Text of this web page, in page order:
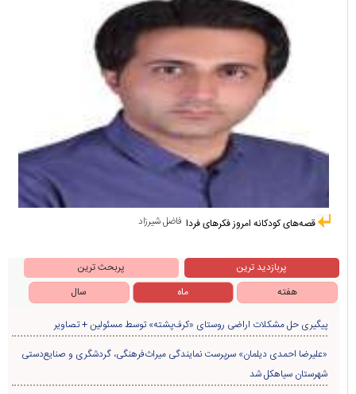
فاضل شیرزاد قصه‌های کودکانه امروز فکرهای فردا
پربازدید ترین
پربحث ترین
هفته
ماه سال
پیگیری حل مشکلات اراضی روستای «کرف‌پشته» توسط مسئولین + تصاویر
«علیرضا احمدی دیلمان» سرپرست نمایندگی میراث‌فرهنگی، گردشگری و صنایع‌دستی
شهرستان سیاهکل شد